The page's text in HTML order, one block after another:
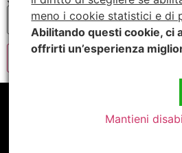
meno i cookie statistici e di
Abilitando questi cookie, ci
offrirti un’esperienza
Mantieni